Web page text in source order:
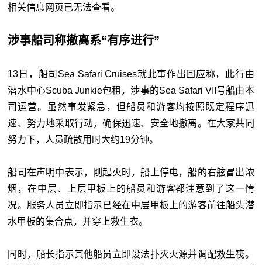
相关信息网页已无法查看。
涉事船司称撤离系“有序进行”
13日，船司Sea Safari Cruises就此事作出回应称，此行由
潜水中心Scuba Junkie包租，涉事的Sea Safari VII号船由本
司运营。虽然事发紧急，但船员和游客均按照既定程序迅
速、努力地采取行动，确保迅速、安全地撤离。在大家共同
努力下，人员疏散用时大约19分钟。
船司在声明中表示，刚起火时，船上停电，船的右舷冒出浓
烟，在中层、上层甲板上的船员和游客都注意到了这一情
况。服务人员立即指示已经在中层甲板上的游客前往船头潜
水甲板的集合点，并穿上救生衣。
同时，船长指示其他船员立即设法扑灭火源并调配救生筏。